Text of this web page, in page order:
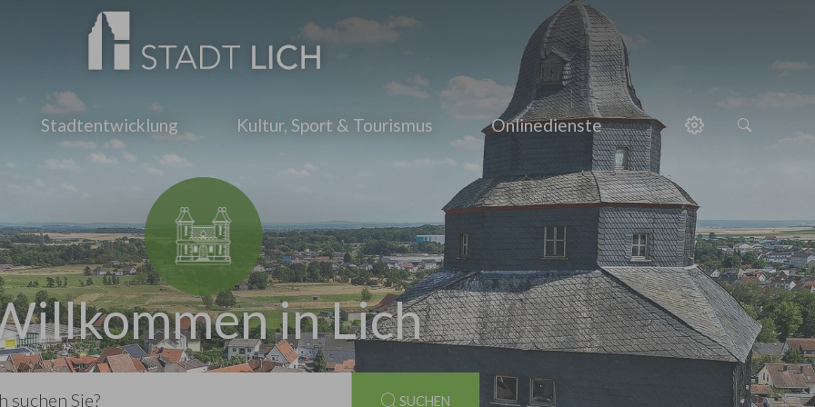
Stadtentwicklung Kultur, Sport & Tourismus Onlinedienste
in Lich